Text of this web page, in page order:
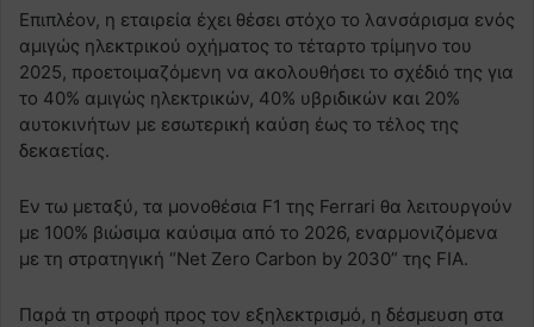
Επιπλέον, η εταιρεία έχει θέσει στόχο το λανσάρισμα ενός
αμιγώς ηλεκτρικού οχήματος το τέταρτο τρίμηνο του
2025, προετοιμαζόμενη να ακολουθήσει το σχέδιό της για
το 40% αμιγώς ηλεκτρικών, 40% υβριδικών και 20%
αυτοκινήτων με εσωτερική καύση έως το τέλος της
δεκαετίας.
Εν τω μεταξύ, τα μονοθέσια F1 της Ferrari θα λειτουργούν
με 100% βιώσιμα καύσιμα από το 2026, εναρμονιζόμενα
με τη στρατηγική “Net Zero Carbon by 2030” της FIA.
Παρά τη στροφή προς τον εξηλεκτρισμό, η δέσμευση στα